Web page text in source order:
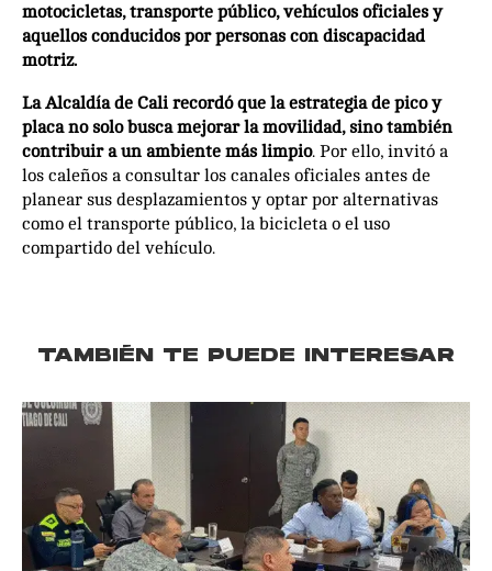
motocicletas, transporte público, vehículos oficiales y
aquellos conducidos por personas con discapacidad
motriz.
La Alcaldía de Cali recordó que la estrategia de pico y
placa no solo busca mejorar la movilidad, sino también
contribuir a un ambiente más limpio. Por ello, invitó a
los caleños a consultar los canales oficiales antes de
planear sus desplazamientos y optar por alternativas
como el transporte público, la bicicleta o el uso
compartido del vehículo.
TAMBIÉN TE PUEDE INTERESAR